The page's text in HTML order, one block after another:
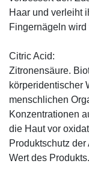
Haar und verleiht
Fingernägeln wird
Citric Acid:
Zitronensäure.
körperidentischer
menschlichen
Konzentrationen
die Haut vor
Produktschutz
Wert des Produkts.